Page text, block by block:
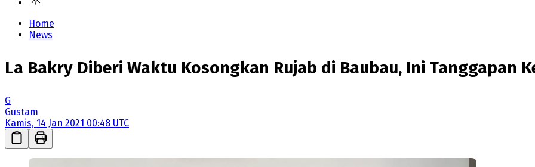
Home
News
La Bakry Diberi Waktu Kosongkan Rujab di Baubau, Ini Tanggapan
G
Gustam
Kamis, 14 Jan 2021 00:48 UTC